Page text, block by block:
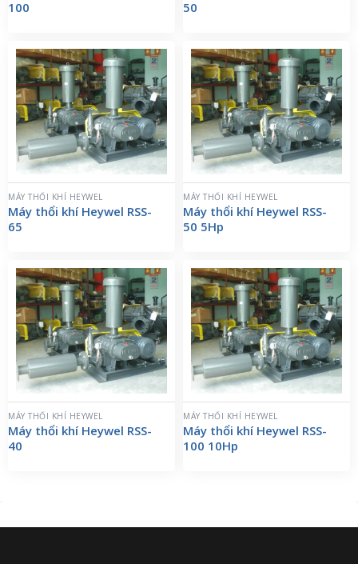
100
50
MÁY THỔI KHÍ HEYWEL
Máy thổi khí Heywel RSS-
65
MÁY THỔI KHÍ HEYWEL
Máy thổi khí Heywel RSS-
50 5Hp
MÁY THỔI KHÍ HEYWEL
Máy thổi khí Heywel RSS-
40
MÁY THỔI KHÍ HEYWEL
Máy thổi khí Heywel RSS-
100 10Hp